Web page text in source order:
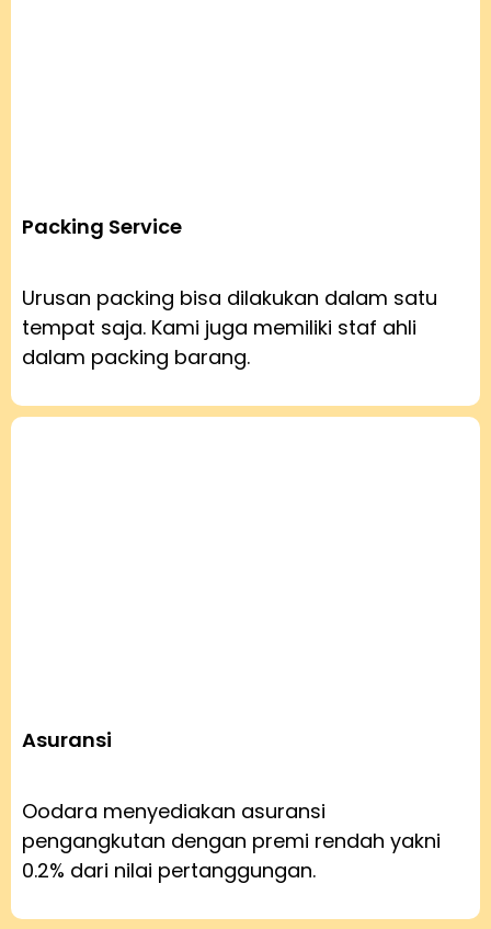
Packing Service
Urusan packing bisa dilakukan dalam satu
tempat saja. Kami juga memiliki staf ahli
dalam packing barang.
Asuransi
Oodara menyediakan asuransi
pengangkutan dengan premi rendah yakni
0.2% dari nilai pertanggungan.